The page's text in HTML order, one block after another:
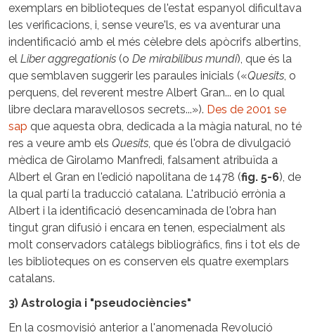
exemplars en biblioteques de l'estat espanyol dificultava
les verificacions, i, sense veure'ls, es va aventurar una
indentificació amb el més cèlebre dels apòcrifs albertins,
el Liber aggregationis (o De mirabilibus mundi), que és la
que semblaven suggerir les paraules inicials («Quesits, o
perquens, del reverent mestre Albert Gran... en lo qual
libre declara maravellosos secrets...»). Des de 2001 se
sap que aquesta obra, dedicada a la màgia natural, no té
res a veure amb els Quesits, que és l'obra de divulgació
mèdica de Girolamo Manfredi, falsament atribuïda a
Albert el Gran en l'edició napolitana de 1478 (fig. 5-6), de
la qual partí la traducció catalana. L'atribució errònia a
Albert i la identificació desencaminada de l'obra han
tingut gran difusió i encara en tenen, especialment als
molt conservadors catàlegs bibliogràfics, fins i tot els de
les biblioteques on es conserven els quatre exemplars
catalans.
3) Astrologia i "pseudociències"
En la cosmovisió anterior a l'anomenada Revolució